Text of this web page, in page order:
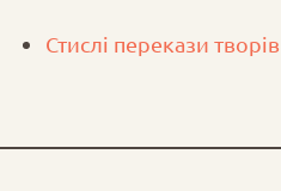
Стислі перекази творів